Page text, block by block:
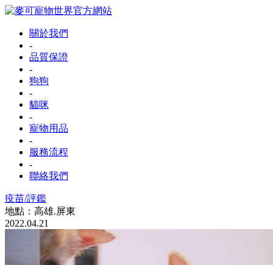
關於我們
-
品質保證
-
狗狗
-
貓咪
-
寵物用品
-
服務流程
-
聯絡我們
疫苗/評鑑
地點：高雄.屏東
2022.04.21